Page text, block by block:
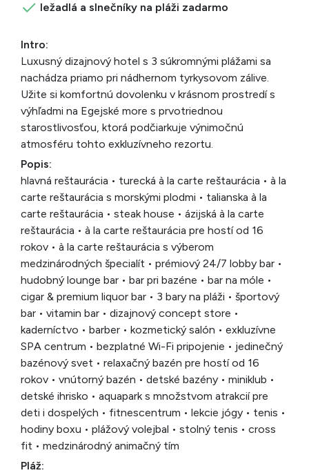
ležadlá a slnečníky na pláži zadarmo
Intro:
Luxusný dizajnový hotel s 3 súkromnými plážami sa
nachádza priamo pri nádhernom tyrkysovom zálive.
Užite si komfortnú dovolenku v krásnom prostredí s
výhľadmi na Egejské more s prvotriednou
starostlivosťou, ktorá podčiarkuje výnimočnú
atmosféru tohto exkluzívneho rezortu.
Popis:
hlavná reštaurácia • turecká à la carte reštaurácia • à la
carte reštaurácia s morskými plodmi • talianska à la
carte reštaurácia • steak house • ázijská à la carte
reštaurácia • à la carte reštaurácia pre hostí od 16
rokov • à la carte reštaurácia s výberom
medzinárodných špecialít • prémiový 24/7 lobby bar •
hudobný lounge bar • bar pri bazéne • bar na móle •
cigar & premium liquor bar • 3 bary na pláži • športový
bar • vitamin bar • dizajnový concept store •
kaderníctvo • barber • kozmetický salón • exkluzívne
SPA centrum • bezplatné Wi-Fi pripojenie • jedinečný
bazénový svet • relaxačný bazén pre hostí od 16
rokov • vnútorný bazén • detské bazény • miniklub •
detské ihrisko • aquapark s množstvom atrakcií pre
deti i dospelých • fitnescentrum • lekcie jógy • tenis •
hodiny boxu • plážový volejbal • stolný tenis • cross
fit • medzinárodný animačný tím
Pláž: